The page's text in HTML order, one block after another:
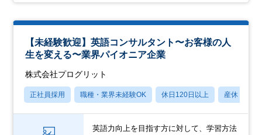
【未経験歓迎】英語コンサルタント〜お客様の人
生を変える〜業界パイオニア企業
株式会社プログリット
正社員採用 職種・業界未経験OK 休日120日以上 産休・育休
英語力向上を目指す方に対して、学習方法